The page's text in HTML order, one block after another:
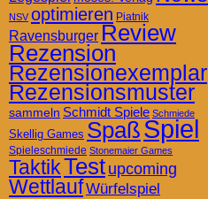
NSV optimieren Piatnik
RavensburgerReview
Rezension
Rezensionexemplar
Rezensionsmuster
sammeln Schmidt Spiele Schmiede
Skellig Games SpaßSpiel
Spieleschmiede Stonemaier Games
TaktikTest upcoming
WettlaufWürfelspiel